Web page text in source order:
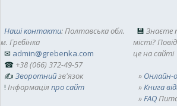
Наші контакти: Полтавська обл.
м. Гребінка
✉ admin@grebenka.com
☎ +38 (066) 372-49-57
✍ Зворотнийзв'язок
! Інформаціяпро сайт
💾 Знаєте
місті?
це на сайті
» Онлайн-
»Книга
»FAQ